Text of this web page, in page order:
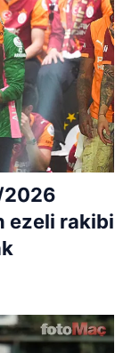
2026
ezeli rakibi